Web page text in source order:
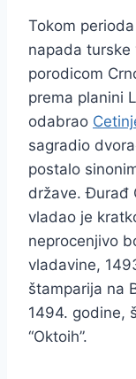
Tokom
napada turske
porodicom
prema planini
odabrao
sagradio
postalo
države. Đurađ
vladao je
neprocenjivo
vladavine,
štamparija na
1494. godine,
“Oktoih”.